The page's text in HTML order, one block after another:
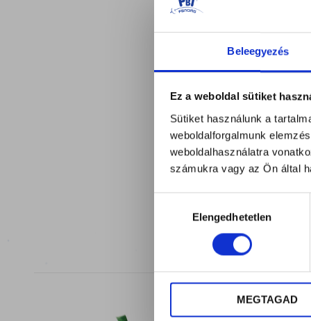
Beleegyezés
Ez a weboldal sütiket
Sütiket használunk a
weboldalforgalmunk
weboldalhasználatra
számukra vagy az Ön által
kiválasztásaElengedhetetlen
MEGTAGAD